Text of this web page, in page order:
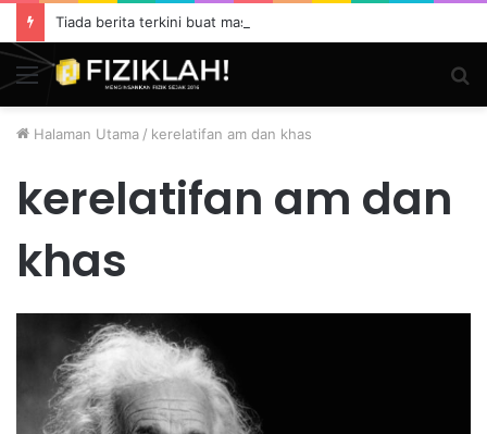
Tiada berita terkini buat masa ini.
Menu
Halaman Utama / kerelatifan am dan khas
kerelatifan am dan
khas